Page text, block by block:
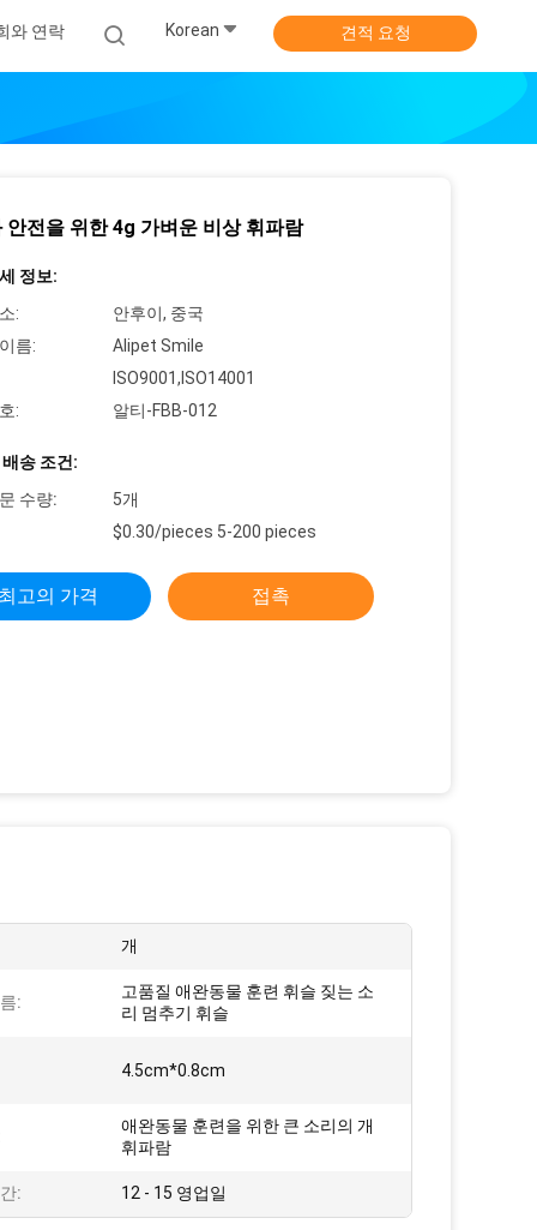
와 연락 Korean 견적 요청
안전을 위한 4g 가벼운 비상 휘파람
정보:
:
안후이, 중국
름:
Alipet Smile
ISO9001,ISO14001
:
알티-FBB-012
송 조건:
수량:
5개
$0.30/pieces 5-200 pieces
최고의 가격 접촉
개
:
고품질 애완동물 훈련 휘슬 짖는 소
리 멈추기 휘슬
4.5cm*0.8cm
애완동물 훈련을 위한 큰 소리의 개
휘파람
: 12 - 15 영업일